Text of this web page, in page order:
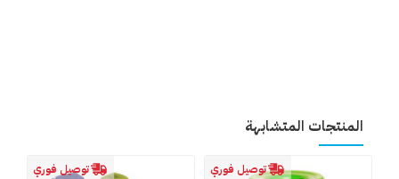
المنتجات المتشابهة
توصيل فوري توصيل فوري